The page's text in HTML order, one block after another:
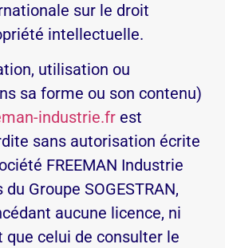
sur le droit
intellectuelle.
utilisation ou
sa forme ou son contenu)
industrie.frest
sans autorisation écrite
FREEMAN Industrie
Groupe SOGESTRAN,
au­cune li­cence, ni
que celui de consulter le